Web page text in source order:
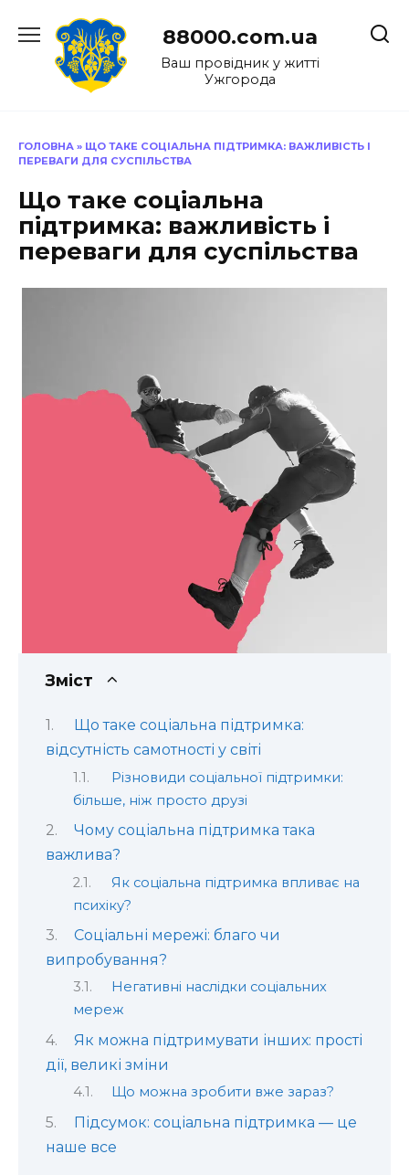
до
88000.com.ua
Ваш провідник у житті
Ужгорода
ГОЛОВНА » ЩО ТАКЕ СОЦІАЛЬНА ПІДТРИМКА: ВАЖЛИВІСТЬ І
ПЕРЕВАГИ ДЛЯ СУСПІЛЬСТВА
Що таке соціальна
підтримка: важливість і
переваги для суспільства
Зміст
Що таке соціальна підтримка:
відсутність самотності у світі
Різновиди соціальної підтримки:
більше, ніж просто друзі
Чому соціальна підтримка така
важлива?
Як соціальна підтримка впливає на
психіку?
Соціальні мережі: благо чи
випробування?
Негативні наслідки соціальних
мереж
Як можна підтримувати інших: прості
дії, великі зміни
Що можна зробити вже зараз?
Підсумок: соціальна підтримка — це
наше все